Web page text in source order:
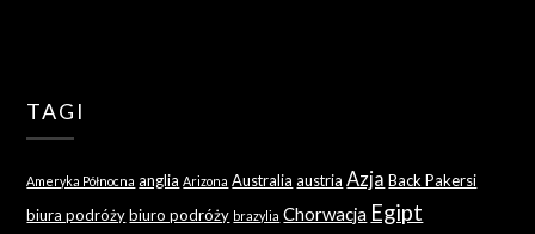
TAGI
Ameryka Północna anglia Arizona Australia austria Azja Back Pakersi
biura podróży biuro podróży brazylia Chorwacja Egipt